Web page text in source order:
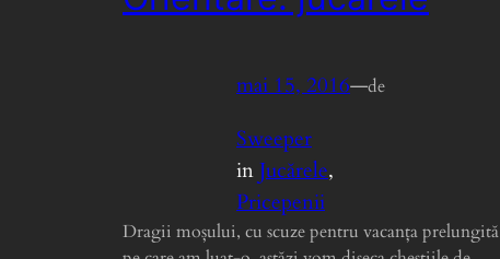
mai 15, 2016—de
Sweeper
inJucărele
Pricepenii
Dragii moșului, cu scuze pentru vacanța prelungită